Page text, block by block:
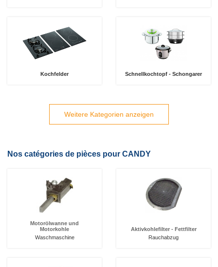
Kochfelder Schnellkochtopf - Schongarer
Weitere Kategorien anzeigen
Nos catégories de pièces pour CANDY
Motorölwanne und
Motorkohle
Waschmaschine
Aktivkohlefilter - Fettfilter
Rauchabzug